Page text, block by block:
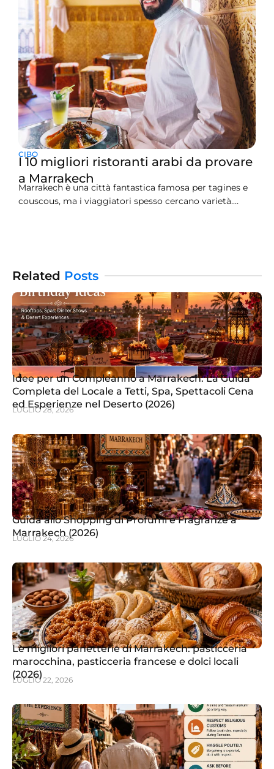
CIBO
I 10 migliori ristoranti arabi da provare
a Marrakech
Marrakech è una città fantastica famosa per tagines e
couscous, ma i viaggiatori spesso cercano varietà.
Related Posts
Idee per un Compleanno a Marrakech: La Guida
Completa del Locale a Tetti, Spa, Spettacoli Cena
ed Esperienze nel Deserto (2026)
LUGLIO 28, 2026
Guida allo Shopping di Profumi e Fragranze a
Marrakech (2026)
LUGLIO 24, 2026
Le migliori panetterie di Marrakech: pasticceria
marocchina, pasticceria francese e dolci locali
(2026)
LUGLIO 22, 2026